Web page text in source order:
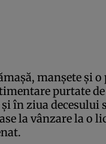
manşete şi
purtate
în ziua decesului
la vânzare la o